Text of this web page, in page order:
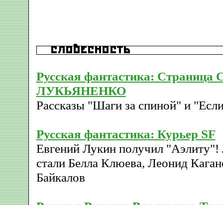
Русская фантастика: Страница
ЛУКЬЯНЕНКО
Рассказы "Шаги за спиной" и
Русская фантастика: Курьер SF
Евгений Лукин получил "Аэлиту"!
стали Белла Клюева, Леонид
Байкалов